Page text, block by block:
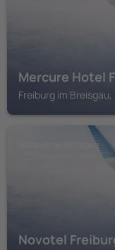
Mercure Hotel
Freiburg im
FREIBURG IM BREISGAU
Novotel